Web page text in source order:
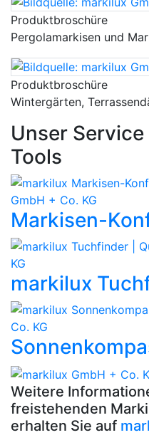
Produktbroschüre
Pergolamarkisen und
Produktbroschüre
Wintergärten,
Unser
Tools
Markisen-
markilux
Weitere
freistehenden
erhalten Sie auf